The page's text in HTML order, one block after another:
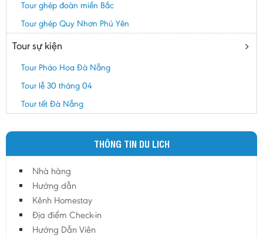
Tour ghép đoàn miền Bắc
Tour ghép Quy Nhơn Phú Yên
Tour sự kiện
Tour Pháo Hoa Đà Nẵng
Tour lễ 30 tháng 04
Tour tết Đà Nẵng
THÔNG TIN DU LICH
Nhà hàng
Hướng dẫn
Kênh Homestay
Địa điểm Check-in
Hướng Dẫn Viên